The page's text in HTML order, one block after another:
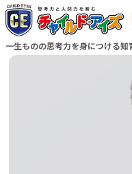
一生ものの思考力を身につける